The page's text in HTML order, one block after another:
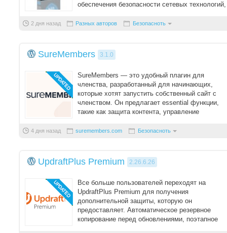
обеспечения безопасности сетевых технологий,
2 дня назад Разных авторов Безопасноть
SureMembers 3.1.0
SureMembers — это удобный плагин для
членства, разработанный для начинающих,
которые хотят запустить собственный сайт с
членством. Он предлагает essential функции,
такие как защита контента, управление
4 дня назад suremembers.com Безопасноть
UpdraftPlus Premium 2.26.6.26
Все больше пользователей переходят на
UpdraftPlus Premium для получения
дополнительной защиты, которую он
предоставляет. Автоматическое резервное
копирование перед обновлениями, поэтапное